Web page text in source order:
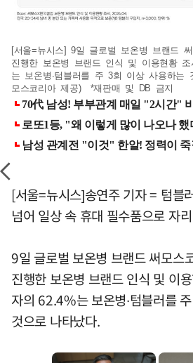
[서울=뉴시스] 9일 글로벌 보온병 브랜드
진행한 보온병 브랜드 인식 및 이용현황
는 보온병∙텀블러를 주 3회 이상 사용하는
모스코리아 제공) *재판매 및 DB 금지
[서울=뉴시스]송연주 기자 = 텀블
넘어 일상 속 휴대 필수품으로 자
9일 글로벌 보온병 브랜드 써모스
진행한 보온병 브랜드 인식 및 이
자의 62.4%는 보온병∙텀블러를
것으로 나타났다.